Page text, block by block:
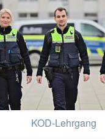
KOD-Lehrgang